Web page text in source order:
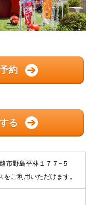
約
る
市野島平林１７７−５
をご利用いただけます。